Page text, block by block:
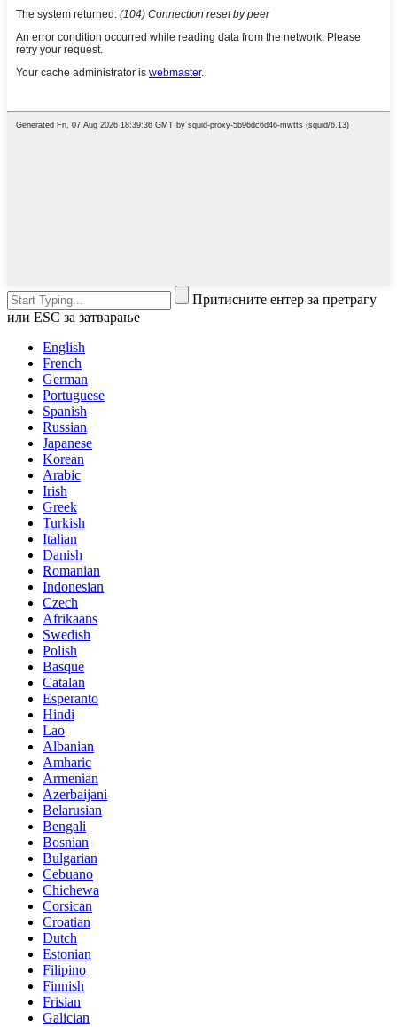
Притисните ентер за претрагу
или ESC за затварање
English
French
German
Portuguese
Spanish
Russian
Japanese
Korean
Arabic
Irish
Greek
Turkish
Italian
Danish
Romanian
Indonesian
Czech
Afrikaans
Swedish
Polish
Basque
Catalan
Esperanto
Hindi
Lao
Albanian
Amharic
Armenian
Azerbaijani
Belarusian
Bengali
Bosnian
Bulgarian
Cebuano
Chichewa
Corsican
Croatian
Dutch
Estonian
Filipino
Finnish
Frisian
Galician